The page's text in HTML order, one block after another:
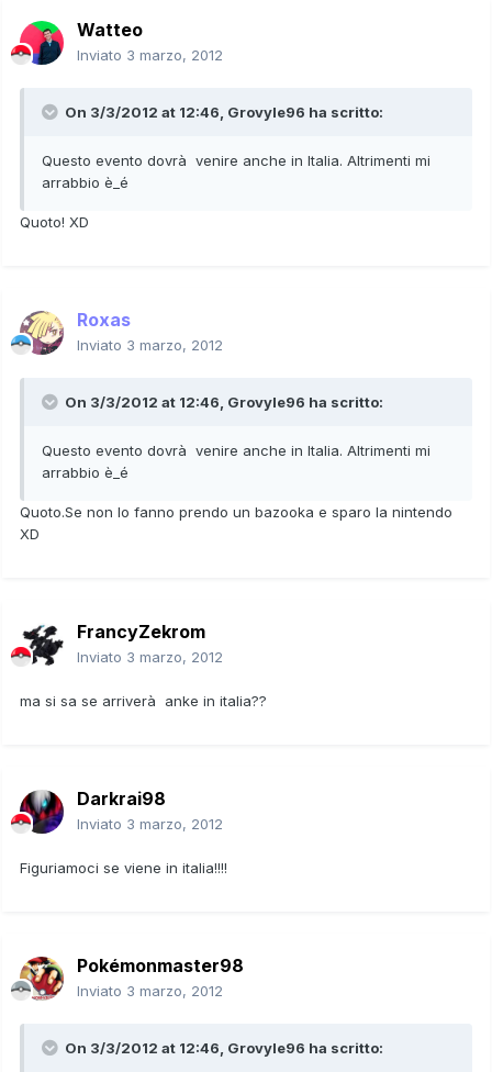
Watteo
Inviato 3 marzo, 2012
On 3/3/2012 at 12:46, Grovyle96 ha scritto:
Questo evento dovrà venire anche in Italia. Altrimenti mi
arrabbio è_é
Quoto! XD
Roxas
Inviato 3 marzo, 2012
On 3/3/2012 at 12:46, Grovyle96 ha scritto:
Questo evento dovrà venire anche in Italia. Altrimenti mi
arrabbio è_é
Quoto.Se non lo fanno prendo un bazooka e sparo la nintendo
XD
FrancyZekrom
Inviato 3 marzo, 2012
ma si sa se arriverà anke in italia??
Darkrai98
Inviato 3 marzo, 2012
Figuriamoci se viene in italia!!!!
Pokémonmaster98
Inviato 3 marzo, 2012
On 3/3/2012 at 12:46, Grovyle96 ha scritto: